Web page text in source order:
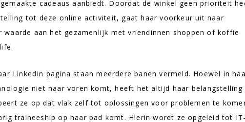
cadeaus aanbiedt. Doordat de winkel geen prioriteit
tot deze online activiteit, gaat haar voorkeur uit naar
aan het gezamenlijk met vriendinnen shoppen of koffie
LinkedIn pagina staan meerdere banen vermeld. Hoewel in
niet naar voren komt, heeft het altijd haar belangstelling
ze op dat vlak zelf tot oplossingen voor problemen te
traineeship op haar pad komt. Hierin wordt ze opgeleid tot IT-